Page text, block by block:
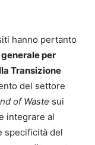
hanno pertanto
per
Transizione
del settore
of Waste sui
integrare al
specificità del